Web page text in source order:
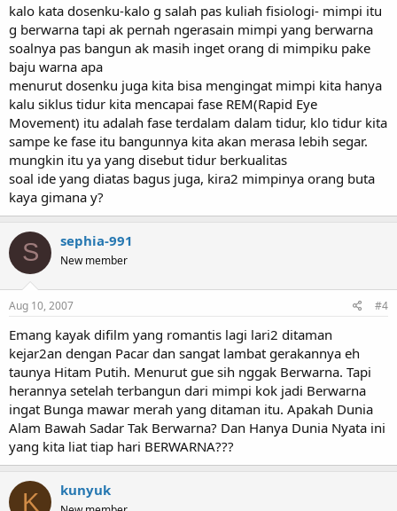
kalo kata dosenku-kalo g salah pas kuliah fisiologi- mimpi itu
g berwarna tapi ak pernah ngerasain mimpi yang berwarna
soalnya pas bangun ak masih inget orang di mimpiku pake
baju warna apa
menurut dosenku juga kita bisa mengingat mimpi kita hanya
kalu siklus tidur kita mencapai fase REM(Rapid Eye
Movement) itu adalah fase terdalam dalam tidur, klo tidur kita
sampe ke fase itu bangunnya kita akan merasa lebih segar.
mungkin itu ya yang disebut tidur berkualitas
soal ide yang diatas bagus juga, kira2 mimpinya orang buta
kaya gimana y?
S sephia-991
New member
Aug 10, 2007 #4
Emang kayak difilm yang romantis lagi lari2 ditaman
kejar2an dengan Pacar dan sangat lambat gerakannya eh
taunya Hitam Putih. Menurut gue sih nggak Berwarna. Tapi
herannya setelah terbangun dari mimpi kok jadi Berwarna
ingat Bunga mawar merah yang ditaman itu. Apakah Dunia
Alam Bawah Sadar Tak Berwarna? Dan Hanya Dunia Nyata ini
yang kita liat tiap hari BERWARNA???
K kunyuk